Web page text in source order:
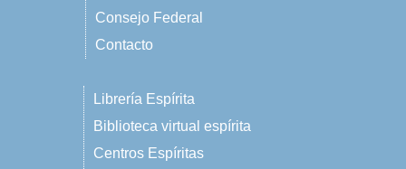
Consejo Federal
Contacto
Librería Espírita
Biblioteca virtual espírita
Centros Espíritas